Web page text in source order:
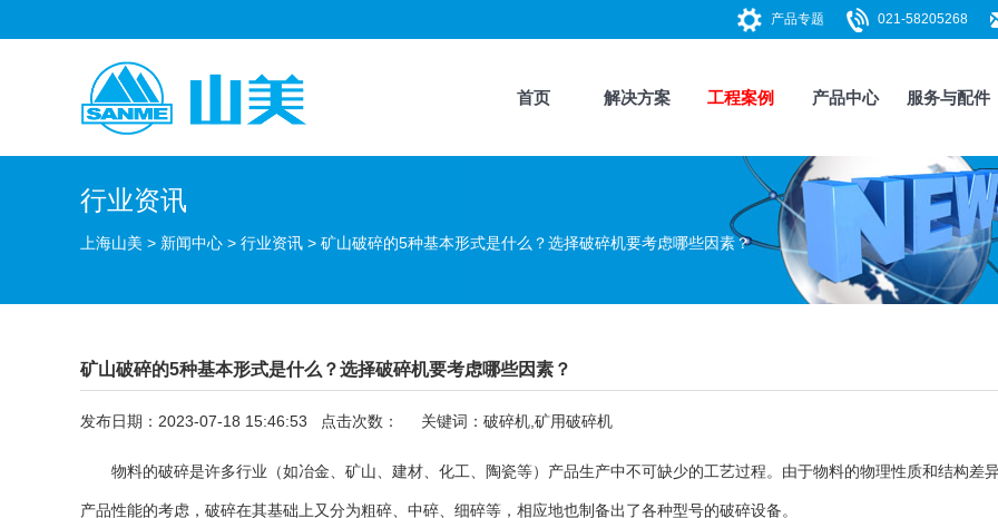
021-58205268
产品专题
首页 解决方案 工程案例 产品中心 服务与配件
行业资讯
上海山美 > 新闻中心 > 行业资讯 > 矿山破碎的5种基本形式是什么？选择破碎机要考虑哪些因素？
矿山破碎的5种基本形式是什么？选择破碎机要考虑哪些因素？
发布日期：2023-07-18 15:46:53 点击次数： 关键词： 破碎机,矿用破碎机
物料的破碎是许多行业（如冶金、矿山、建材、化工、陶瓷等）产品生产中不可缺少的工艺过程。由于物料的物理性质和结构差
产品性能的考虑，破碎在其基础上又分为粗碎、中碎、细碎等，相应地也制备出了各种型号的破碎设备。